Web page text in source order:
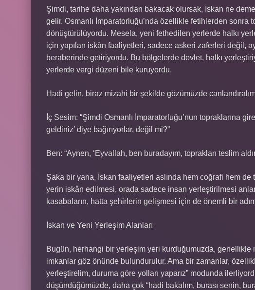
Şimdi, tarihe daha yakından bakacak olursak, İskan ne
gelir. Osmanlı İmparatorluğu’nda özellikle fetihlerden sonra
dönüştürülüyordu. Mesela, yeni fethedilen yerlerde halkı
için yapılan iskân faaliyetleri, sadece askeri zaferleri değil,
beraberinde getiriyordu. Bu bölgelerde devlet, halkı
yerlerde vergi düzeni bile kuruyordu.
Hadi gelin, biraz mizahi bir şekilde gözümüzde
İç Sesim: “Şimdi Osmanlı İmparatorluğu’nun topraklarına
geldiniz’ diye bağırıyorlar, değil mi?”
Ben: “Aynen, ‘Eyvallah, ben buradayım, toprakları teslim
Şaka bir yana, İskan faaliyetleri aslında hem coğrafi hem
yerin iskân edilmesi, orada sadece insan yerleştirilmesi
kasabaların, hatta şehirlerin gelişmesi için de önemli bir
İskan ve Yeni Yerleşim Alanları
Bugün, herhangi bir yerleşim yeri kurduğumuzda, genellikle
imkanlar göz önünde bulundurulur. Ama bir zamanlar,
yerleştirelim, duruma göre yolları yaparız” modunda
düşündüğümüzde, daha çok “hadi bakalım, burası senin,